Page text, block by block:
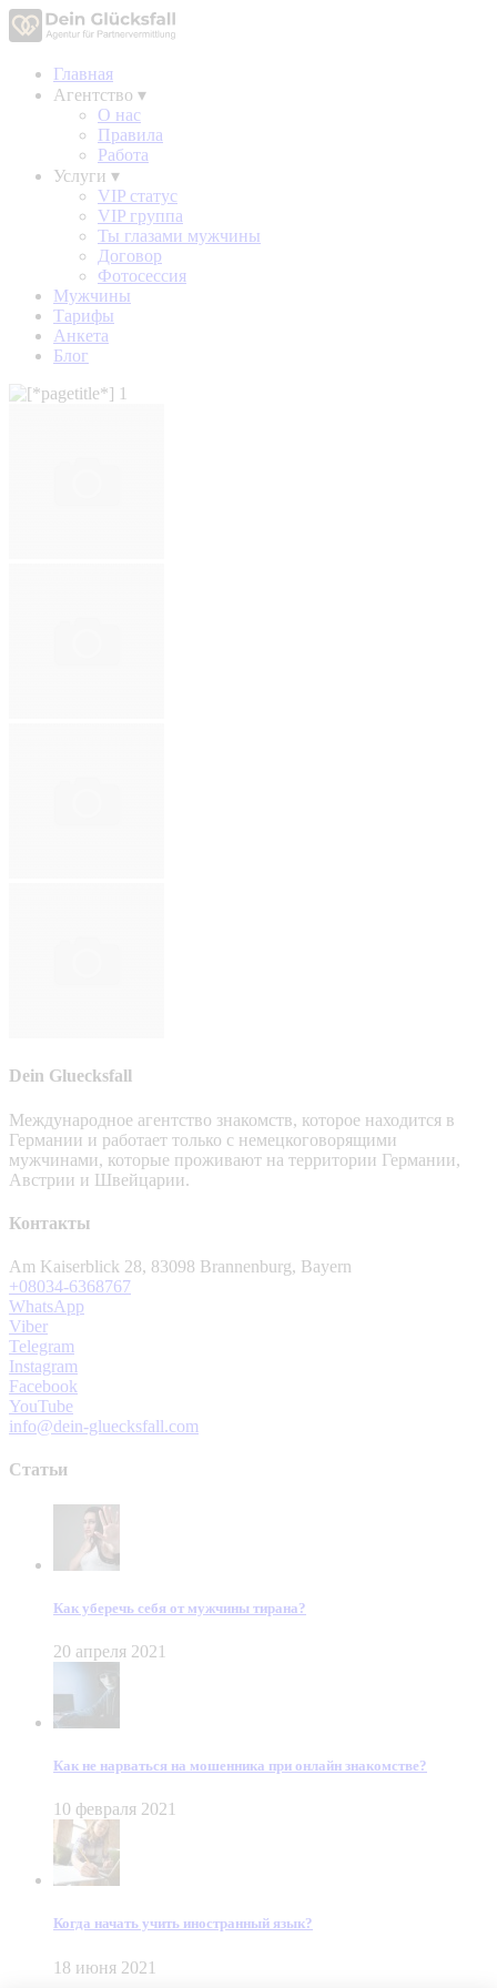
Главная
Агентство ▾
О нас
Правила
Работа
Услуги ▾
VIP статус
VIP группа
Ты глазами мужчины
Договор
Фотосессия
Мужчины
Тарифы
Анкета
Блог
Dein Gluecksfall
Международное агентство знакомств, которое находится в
Германии и работает только с немецкоговорящими
мужчинами, которые проживают на территории Германии,
Австрии и Швейцарии.
Контакты
Am Kaiserblick 28, 83098 Brannenburg, Bayern
+08034-6368767
WhatsApp
Viber
Telegram
Instagram
Facebook
YouTube
info@dein-gluecksfall.com
Статьи
Как уберечь себя от мужчины тирана?
20 апреля 2021
Как не нарваться на мошенника при онлайн знакомстве?
10 февраля 2021
Когда начать учить иностранный язык?
18 июня 2021